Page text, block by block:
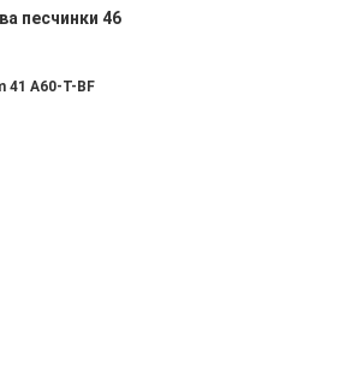
песчинки 46
41 A60-T-BF